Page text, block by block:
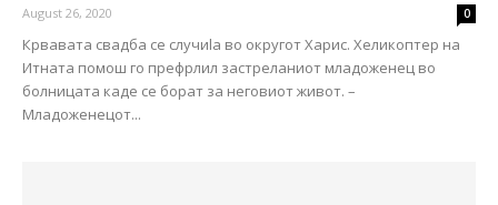
August 26, 2020 0
Крвавата свадба се случиla во округот Харис. Хеликоптер на
Итната помош го префрлил застреланиот младоженец во
болницата каде се борат за неговиот живот. –
Младоженецот...